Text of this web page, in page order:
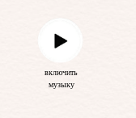
включить
музыку